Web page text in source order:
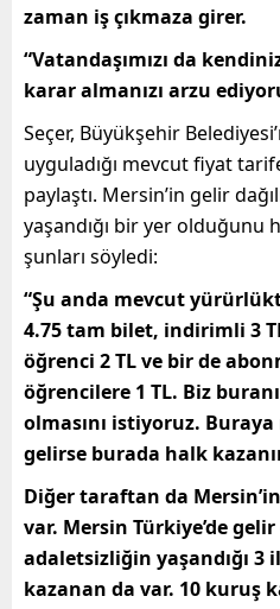
zaman iş çıkmaza girer.
“Vatandaşımızı da
karar almanızı arzu
Seçer, Büyükşehir
uyguladığı mevcut fiyat
paylaştı. Mersin’in gelir
yaşandığı bir yer olduğunu
şunları söyledi:
“Şu anda mevcut
4.75 tam bilet, indirimli 3
öğrenci 2 TL ve bir de
öğrencilere 1 TL. Biz
olmasını istiyoruz.
gelirse burada halk
Diğer taraftan da
var. Mersin Türkiye’de gelir
adaletsizliğin yaşandığı 3
kazanan da var. 10 kuruş